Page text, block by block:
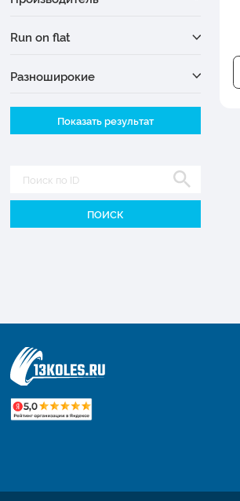
Run on flat
Разноширокие
Ширина
Диаметр
Показать результат